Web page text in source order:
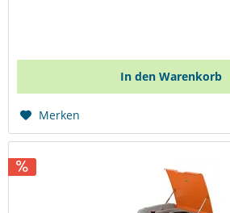
In den Warenkorb
Merken